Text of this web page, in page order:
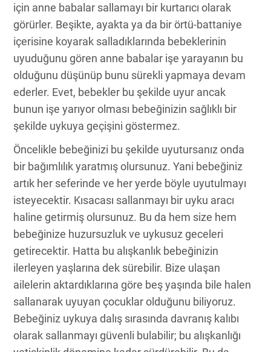
için anne babalar sallamayı bir kurtarıcı olarak
görürler. Beşikte, ayakta ya da bir örtü-battaniye
içerisine koyarak salladıklarında bebeklerinin
uyuduğunu gören anne babalar işe yarayanın bu
olduğunu düşünüp bunu sürekli yapmaya devam
ederler. Evet, bebekler bu şekilde uyur ancak
bunun işe yarıyor olması bebeğinizin sağlıklı bir
şekilde uykuya geçişini göstermez.
Öncelikle bebeğinizi bu şekilde uyutursanız onda
bir bağımlılık yaratmış olursunuz. Yani bebeğiniz
artık her seferinde ve her yerde böyle uyutulmayı
isteyecektir. Kısacası sallanmayı bir uyku aracı
haline getirmiş olursunuz. Bu da hem size hem
bebeğinize huzursuzluk ve uykusuz geceleri
getirecektir. Hatta bu alışkanlık bebeğinizin
ilerleyen yaşlarına dek sürebilir. Bize ulaşan
ailelerin aktardıklarına göre beş yaşında bile halen
sallanarak uyuyan çocuklar olduğunu biliyoruz.
Bebeğiniz uykuya dalış sırasında davranış kalıbı
olarak sallanmayı güvenli bulabilir; bu alışkanlığı